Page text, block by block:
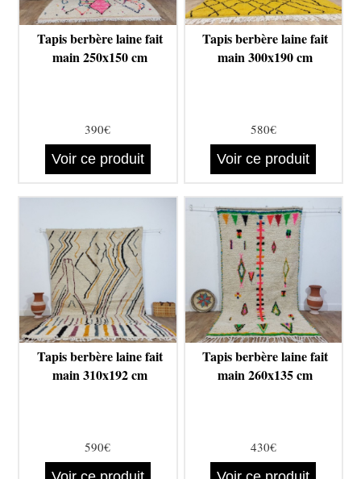
Tapis berbère laine fait
main 250x150 cm
390€
Voir ce produit
Tapis berbère laine fait
main 300x190 cm
580€
Voir ce produit
Tapis berbère laine fait
main 310x192 cm
590€
Tapis berbère laine fait
main 260x135 cm
430€